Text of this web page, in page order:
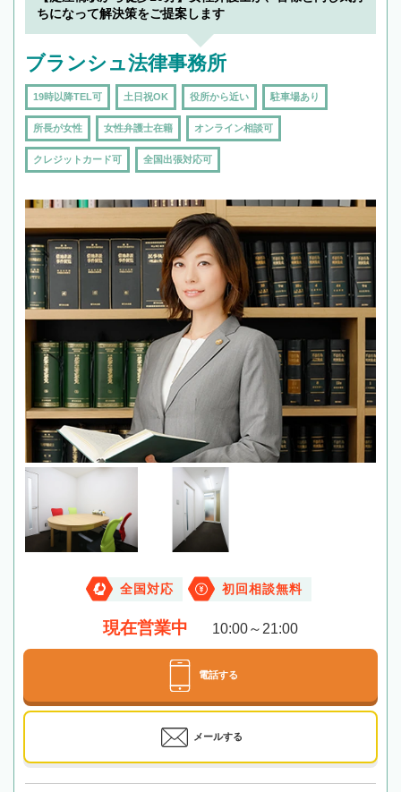
ちになって解決策をご提案します
ブランシュ法律事務所
19時以降TEL可 土日祝OK 役所から近い 駐車場あり
所長が女性 女性弁護士在籍 オンライン相談可
クレジットカード可 全国出張対応可
全国対応 初回相談無料
現在営業中 10:00～21:00
電話する
メールする